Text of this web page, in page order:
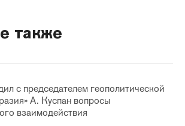
также
с председателем геополитической
А. Куспан вопросы
взаимодействия